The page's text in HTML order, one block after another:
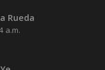
Rueda
a.m.